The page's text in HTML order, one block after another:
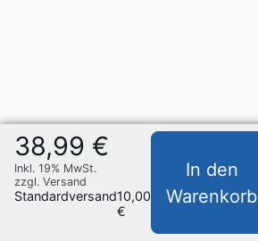
38,99 €
Inkl. 19% MwSt.
zzgl. Versand
Standardversand10,00
€
In den
Warenkorb